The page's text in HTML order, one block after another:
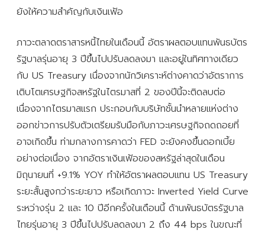
ยังให้ความสำคัญกับเงินเฟ้อ
ภาวะตลาดตราสารหนี้ไทยในเดือนนี้ อัตราผลตอบแทนพันธบัตร
รัฐบาลรุ่นอายุ 3 ปีขึ้นไปปรับลดลงมา และอยู่ในทิศทางเดียว
กับ US Treasury เนื่องจากนักวิเคราะห์ต่างคาดว่าอัตราการ
เติบโตเศรษฐกิจสหรัฐในไตรมาสที่ 2 ของปีนี้จะติดลบต่อ
เนื่องจากไตรมาสแรก ประกอบกับบริษัทชั้นนำหลายแห่งต่าง
ออกข่าวการปรับตัวเตรียมรับมือกับภาวะเศรษฐกิจถดถอยที่
อาจเกิดขึ้น ท่ามกลางการคาดว่า FED จะยังคงขึ้นดอกเบี้ย
อย่างต่อเนื่อง จากอัตราเงินเฟ้อของสหรัฐล่าสุดในเดือน
มิถุนายนที่ +9.1% YOY ทำให้อัตราผลตอบแทน US Treasury
ระยะสั้นสูงกว่าระยะยาว หรือเกิดภาวะ Inverted Yield Curve
ระหว่างรุ่น 2 และ 10 ปีอีกครั้งในเดือนนี้ ด้านพันธบัตรรัฐบาล
ไทยรุ่นอายุ 3 ปีขึ้นไปปรับลดลงมา 2 ถึง 44 bps ในขณะที่